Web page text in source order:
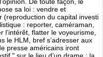
sa loi : vendre et
(reproduction du capital investi
: reporter, caméraman,
flatter le voyeurisme,
le HLM, bref s’adresser aux
presse américains iront
" sur le lieu d’un drame : la